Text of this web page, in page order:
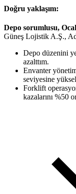
Doğru yaklaşım:
Depo sorumlusu,
Güneş Lojistik A.Ş.,
Depo düzenini
azalttım.
Envanter
seviyesine
Forklift
kazalarını %50